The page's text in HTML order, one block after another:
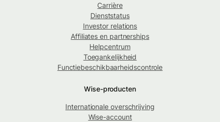
Carrière
Dienststatus
Investor relations
Affiliates en partnerships
Helpcentrum
Toegankelijkheid
Functiebeschikbaarheidscontrole
Wise-producten
Internationale overschrijving
Wise-account